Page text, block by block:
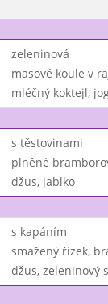
zeleninová
masové koule v
mléčný koktejl,
s těstovinami
plněné
džus, jablko
s kapáním
smažený řízek,
džus, zeleninový